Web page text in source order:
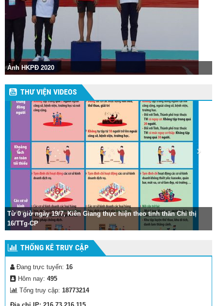
Ảnh HKPĐ 2020
THƯ VIỆN VIDEOS
Từ 0 giờ ngày 19/7, Kiên Giang thực hiện theo tinh thần Chỉ thị
16/TTg-CP
THỐNG KÊ TRUY CẬP
Đang trực tuyến: 16
Hôm nay: 495
Tổng truy cập: 18773214